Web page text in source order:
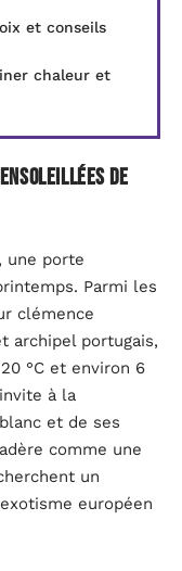
et conseils
chaleur et
de
une porte
Parmi les
clémence
archipel portugais,
°C et environ 6
à la
et de ses
comme une
un
européen